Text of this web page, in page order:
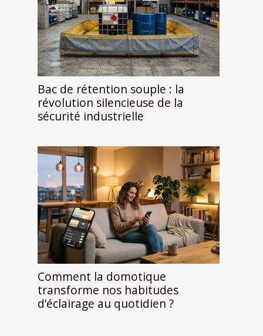
Bac de rétention souple : la
révolution silencieuse de la
sécurité industrielle
Comment la domotique
transforme nos habitudes
d’éclairage au quotidien ?